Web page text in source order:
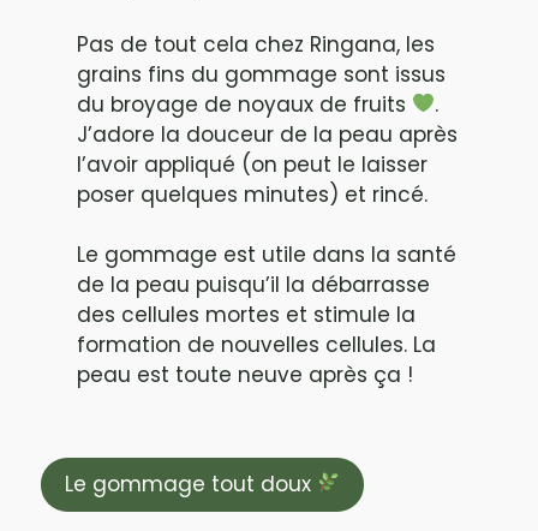
Pas de tout cela chez Ringana, les
grains fins du gommage sont issus
du broyage de noyaux de fruits
.
J’adore la douceur de la peau après
l’avoir appliqué (on peut le laisser
poser quelques minutes) et rincé.
Le gommage est utile dans la santé
de la peau puisqu’il la débarrasse
des cellules mortes et stimule la
formation de nouvelles cellules. La
peau est toute neuve après ça !
Le gommage tout doux